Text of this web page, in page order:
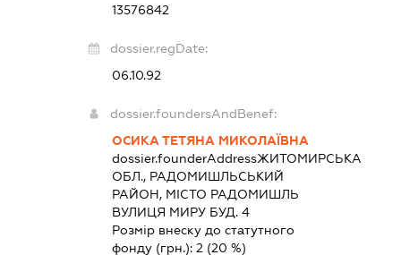
13576842
dossier.regDate:
06.10.92
dossier.foundersAndBenef:
ОСИКА ТЕТЯНА МИКОЛАЇВНА
dossier.founderAddressЖИТОМИРСЬКА
ОБЛ., РАДОМИШЛЬСЬКИЙ
РАЙОН, МІСТО РАДОМИШЛЬ
ВУЛИЦЯ МИРУ БУД. 4
Розмір внеску до статутного
фонду (грн.): 2 (20 %)